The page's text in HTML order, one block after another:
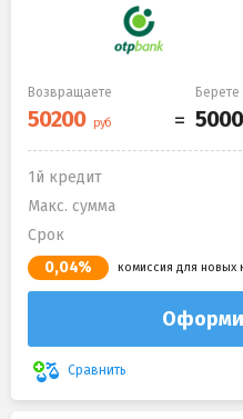
Возвращаете Берете
1й кредит
Макс. сумма
Срок
0,04% комиссия для новых
Сравнить